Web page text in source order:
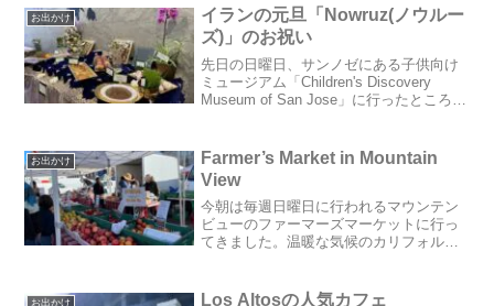
軒も！クパチーノ店は...
お出かけ
イランの元旦「Nowruz(ノウルー
ズ)」のお祝い
先日の日曜日、サンノゼにある子供向け
ミュージアム「Children's Discovery
Museum of San Jose」に行ったところ、
ついて...
お出かけ
Farmer’s Market in Mountain
View
今朝は毎週日曜日に行われるマウンテン
ビューのファーマーズマーケットに行っ
てきました。温暖な気候のカリフォルニ
フォルニアで生産されているらしいで
お出かけ
Los Altosの人気カフェ